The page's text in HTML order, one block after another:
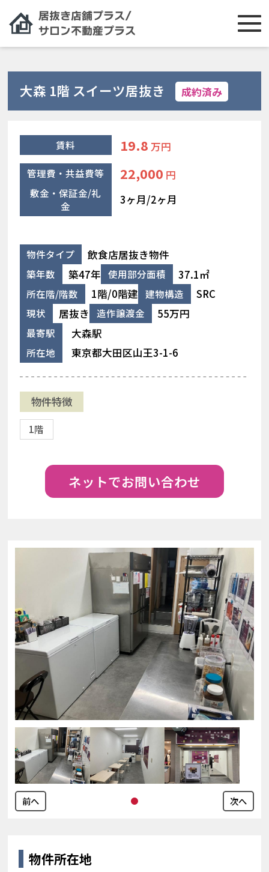
大森 1階 スイーツ居抜き 成約済み
賃料 19.8 万円
管理費・共益費等 22,000 円
敷金・保証金/礼
金
3ヶ月/2ヶ月
物件タイプ 飲食店居抜き物件
築年数 築47年 使用部分面積 37.1㎡
所在階/階数 1階/0階建 建物構造 SRC
現状 居抜き 造作譲渡金 55万円
最寄駅 大森駅
所在地 東京都大田区山王3-1-6
物件特徴
1階
ネットでお問い合わせ
前へ 次へ
物件所在地